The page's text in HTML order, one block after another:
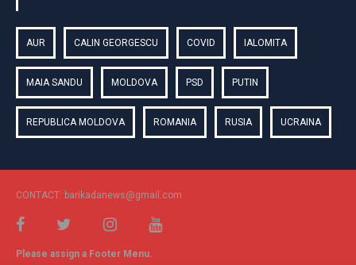
AUR CALIN GEORGESCU COVID IALOMITA
MAIA SANDU MOLDOVA PSD PUTIN
REPUBLICA MOLDOVA ROMANIA RUSIA UCRAINA
CONTACT: barikadanews@gmail.com
Please assign a Footer Menu.